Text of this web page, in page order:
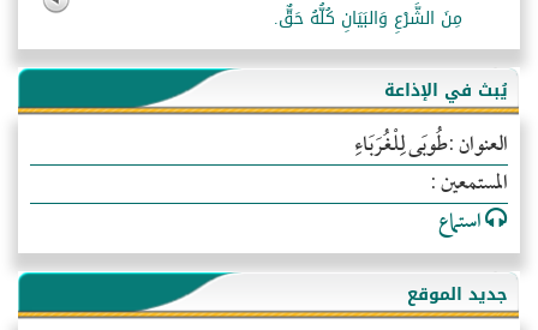
مِنَ الشَّرْعِ وَالبَيَانِ كُلُّهُ حَقٌّ.
يُبث في الإذاعة
العنوان :طُوبَى لِلْغُرَبَاءِ
المستمعين :
استماع
جديد الموقع